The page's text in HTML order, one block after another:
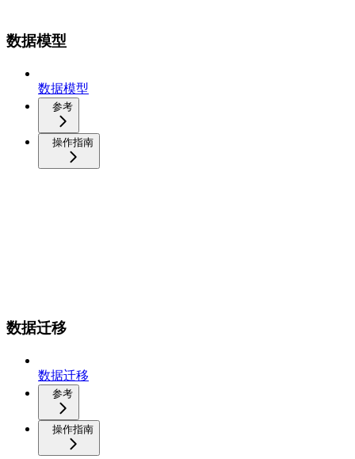
数据模型
数据模型
参考
操作指南
数据迁移
数据迁移
参考
操作指南